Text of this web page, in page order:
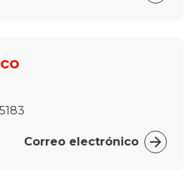
Correo electrónico